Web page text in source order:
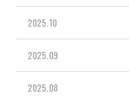
2025.10
2025.09
2025.08